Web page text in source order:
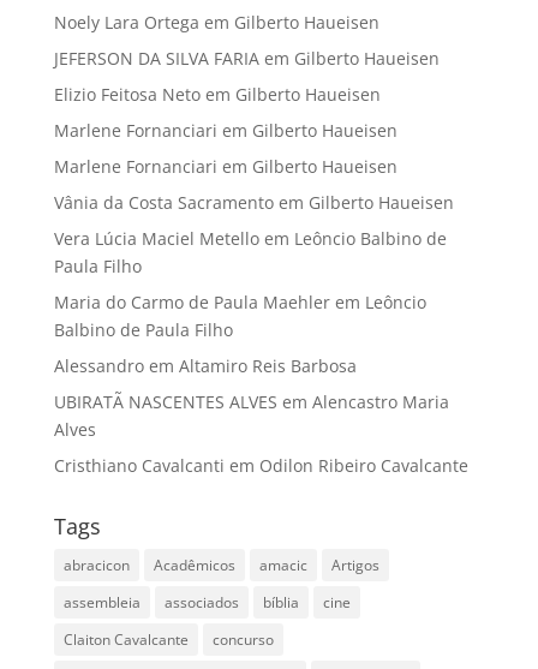
Noely Lara Ortega em Gilberto Haueisen
JEFERSON DA SILVA FARIAem Gilberto Haueisen
Elizio Feitosa Netoem Gilberto Haueisen
Marlene Fornanciari em Gilberto Haueisen
Marlene Fornanciari em Gilberto Haueisen
Vânia da Costa Sacramentoem Gilberto Haueisen
Vera Lúcia Maciel Metelloem Leôncio Balbino de
Paula Filho
Maria do Carmo de Paula Maehlerem Leôncio
Balbino de Paula Filho
Alessandroem Altamiro Reis Barbosa
UBIRATÃ NASCENTES ALVES em Alencastro Maria
Alves
Cristhiano Cavalcanti em Odilon Ribeiro Cavalcante
Tags
abracicon Acadêmicos amacic
Artigos
assembleia
associados bíblia
cine
Claiton Cavalcante
concurso